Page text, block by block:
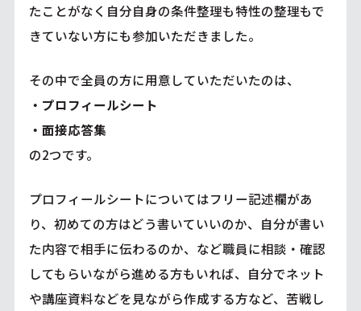
たことがなく自分自身の条件整理も特性の整理もで
きていない方にも参加いただきました。
その中で全員の方に用意していただいたのは、
・プロフィールシート
・面接応答集
の2つです。
プロフィールシートについてはフリー記述欄があ
り、初めての方はどう書いていいのか、自分が書い
た内容で相手に伝わるのか、など職員に相談・確認
してもらいながら進める方もいれば、自分でネット
や講座資料などを見ながら作成する方など、苦戦し